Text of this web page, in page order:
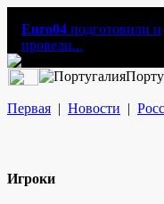
Euro04 подготовили и
провели...
Первая | Новости |
Игроки